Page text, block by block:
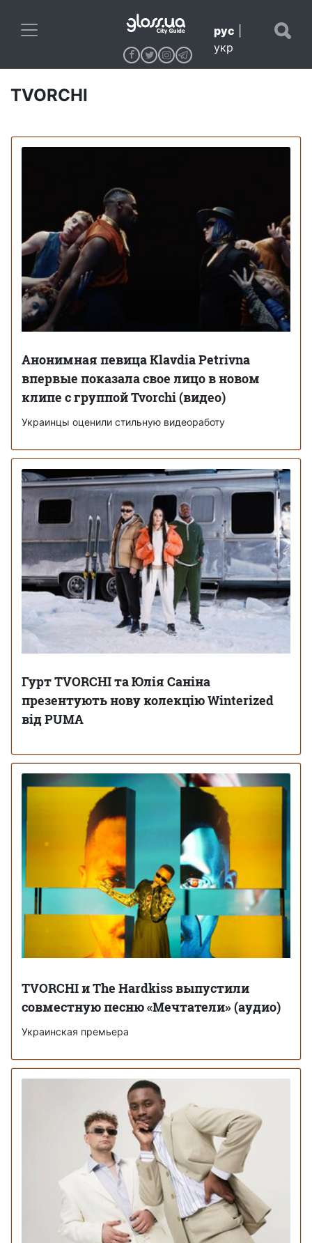
рус
укр
TVORCHI
Анонимная певица Klavdia Petrivna
впервые показала свое лицо в новом
клипе с группой Tvorchi (видео)
Украинцы оценили стильную видеоработу
Гурт TVORCHI та Юлія Саніна
презентують нову колекцію Winterized
від PUMA
TVORCHI и The Hardkiss выпустили
совместную песню «Мечтатели» (аудио)
Украинская премьера